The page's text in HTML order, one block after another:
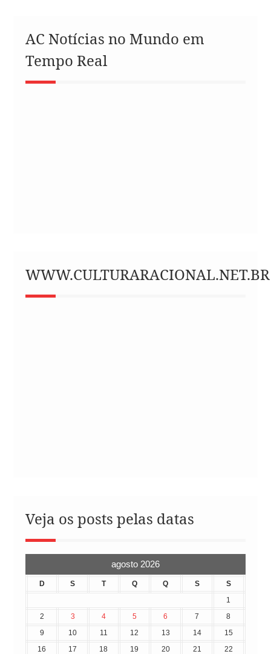
AC Notícias no Mundo em
Tempo Real
WWW.CULTURARACIONAL.NET.BR
Veja os posts pelas datas
agosto 2026
D S T Q Q S
S
1
2
3 4 5 6 7
8
9
10 11 12 13 14
15
16
17 18 19 20 21
22